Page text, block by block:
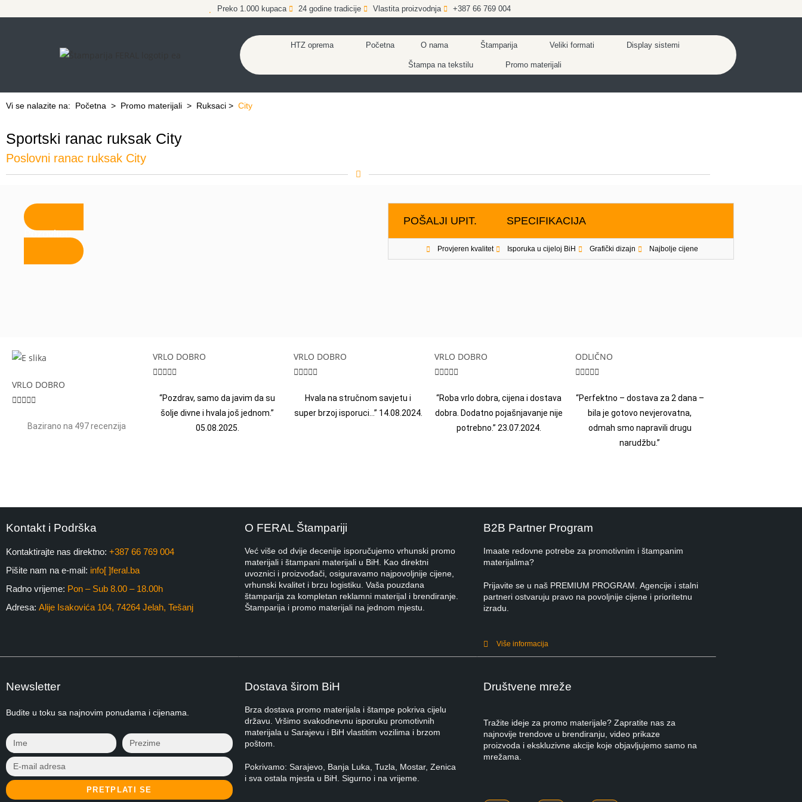
Preko 1.000 kupaca 24 godine tradicije Vlastita proizvodnja +387 66 769 004
HTZ oprema Početna O nama Štamparija Veliki formati Display sistemi
Štampa na tekstilu Promo materijali
Vi se nalazite na: Početna > Promo materijali > Ruksaci > City
Sportski ranac ruksak City
Poslovni ranac ruksak City
Pozovite
POŠALJI UPIT. SPECIFIKACIJA
Provjeren kvalitet Isporuka u cijeloj BiH Grafički dizajn Najbolje cijene
VRLO DOBRO

Bazirano na 497 recenzija
VRLO DOBRO

“Pozdrav, samo da javim da su
šolje divne i hvala još jednom.”
05.08.2025.
VRLO DOBRO

Hvala na stručnom savjetu i
super brzoj isporuci…” 14.08.2024.
VRLO DOBRO

“Roba vrlo dobra, cijena i dostava
dobra. Dodatno pojašnjavanje nije
potrebno.” 23.07.2024.
ODLIČNO

“Perfektno – dostava za 2 dana –
bila je gotovo nevjerovatna,
odmah smo napravili drugu
narudžbu.”
Kontakt i Podrška
Kontaktirajte nas direktno: +387 66 769 004
Pišite nam na e-mail: info[ ]feral.ba
Radno vrijeme: Pon – Sub 8.00 – 18.00h
Adresa: Alije Isakovića 104, 74264 Jelah, Tešanj
O FERAL Štampariji
Već više od dvije decenije isporučujemo vrhunski promo
materijali i štampani materijali u BiH. Kao direktni
uvoznici i proizvođači, osiguravamo najpovoljnije cijene,
vrhunski kvalitet i brzu logistiku. Vaša pouzdana
štamparija za kompletan reklamni materijal i brendiranje.
Štamparija i promo materijali na jednom mjestu.
B2B Partner Program
Imaate redovne potrebe za promotivnim i štampanim
materijalima?
Prijavite se u naš PREMIUM PROGRAM. Agencije i stalni
partneri ostvaruju pravo na povoljnije cijene i prioritetnu
izradu.
Više informacija
Newsletter
Budite u toku sa najnovim ponudama i cijenama.
PRETPLATI SE
Dostava širom BiH
Brza dostava promo materijala i štampe pokriva cijelu
državu. Vršimo svakodnevnu isporuku promotivnih
materijala u Sarajevu i BiH vlastitim vozilima i brzom
poštom.
Pokrivamo: Sarajevo, Banja Luka, Tuzla, Mostar, Zenica
i sva ostala mjesta u BiH. Sigurno i na vrijeme.
Društvene mreže
Tražite ideje za promo materijale? Zapratite nas za
najnovije trendove u brendiranju, video prikaze
proizvoda i ekskluzivne akcije koje objavljujemo samo na
mrežama.